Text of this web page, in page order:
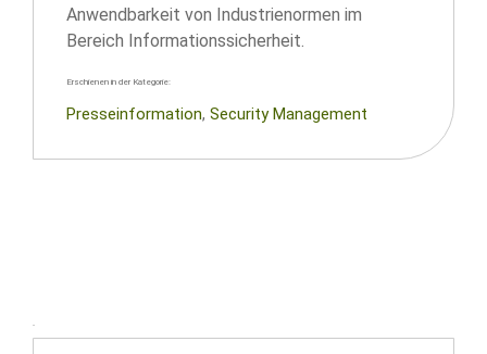
Anwendbarkeit von Industrienormen im
Bereich Informationssicherheit.
Erschienen in der Kategorie:
Presseinformation, Security Management